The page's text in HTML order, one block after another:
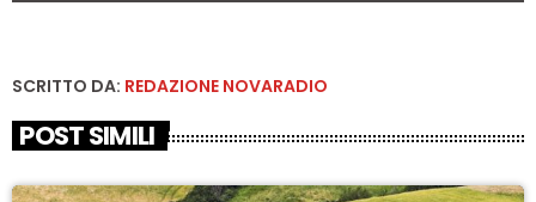
SCRITTO DA: REDAZIONE NOVARADIO
POST SIMILI